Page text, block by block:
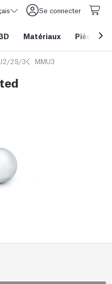
Se connecter
Matériaux Pièces&
2S/3 MMU3